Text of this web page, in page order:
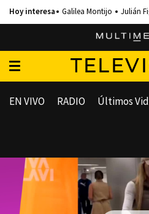
Galilea Montijo Julián
EN VIVO RADIO Últimos